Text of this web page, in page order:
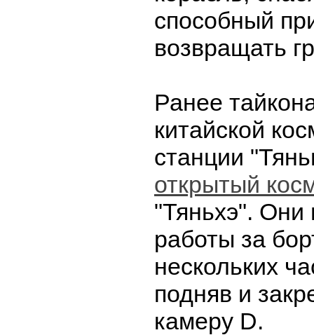
способный
возвращать
Ранее
китайской
станции
открытый
"Тяньхэ". Они
работы за
нескольких
подняв и
камеру D.